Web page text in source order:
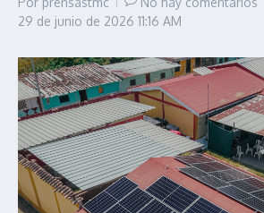
29 de junio de 2026 11:16 AM